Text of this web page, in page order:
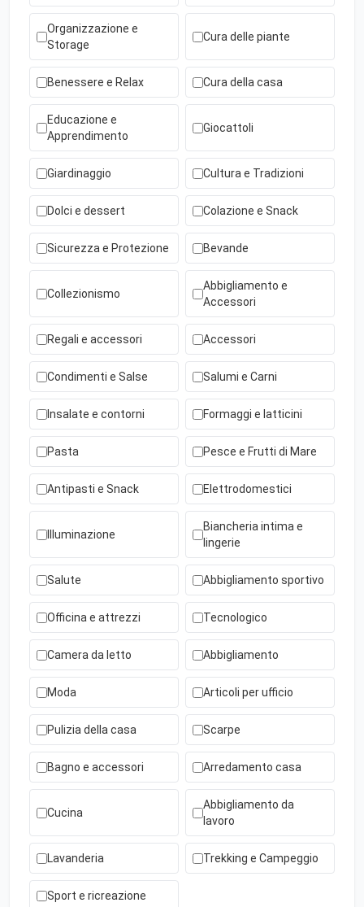
Organizzazione e
Storage
Cura delle piante
Benessere e Relax Cura della casa
Educazione e
Apprendimento
Giocattoli
Giardinaggio Cultura e Tradizioni
Dolci e dessert Colazione e Snack
Sicurezza e Protezione Bevande
Collezionismo
Abbigliamento e
Accessori
Regali e accessori Accessori
Condimenti e Salse Salumi e Carni
Insalate e contorni Formaggi e latticini
Pasta Pesce e Frutti di Mare
Antipasti e Snack Elettrodomestici
Illuminazione
Biancheria intima e
lingerie
Salute Abbigliamento sportivo
Officina e attrezzi Tecnologico
Camera da letto Abbigliamento
Moda Articoli per ufficio
Pulizia della casa Scarpe
Bagno e accessori Arredamento casa
Cucina
Abbigliamento da
lavoro
Lavanderia Trekking e Campeggio
Sport e ricreazione